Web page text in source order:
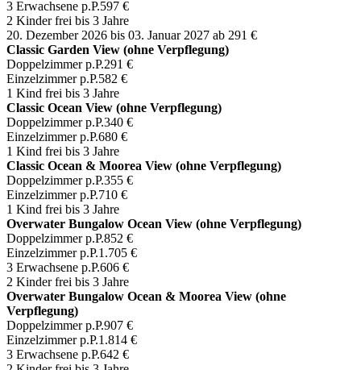
3 Erwachsene p.P.597 €
2 Kinder frei bis 3 Jahre
20. Dezember 2026 bis 03. Januar 2027 ab 291 €
Classic Garden View (ohne Verpflegung)
Doppelzimmer p.P.291 €
Einzelzimmer p.P.582 €
1 Kind frei bis 3 Jahre
Classic Ocean View (ohne Verpflegung)
Doppelzimmer p.P.340 €
Einzelzimmer p.P.680 €
1 Kind frei bis 3 Jahre
Classic Ocean & Moorea View (ohne Verpflegung)
Doppelzimmer p.P.355 €
Einzelzimmer p.P.710 €
1 Kind frei bis 3 Jahre
Overwater Bungalow Ocean View (ohne Verpflegung)
Doppelzimmer p.P.852 €
Einzelzimmer p.P.1.705 €
3 Erwachsene p.P.606 €
2 Kinder frei bis 3 Jahre
Overwater Bungalow Ocean & Moorea View (ohne
Verpflegung)
Doppelzimmer p.P.907 €
Einzelzimmer p.P.1.814 €
3 Erwachsene p.P.642 €